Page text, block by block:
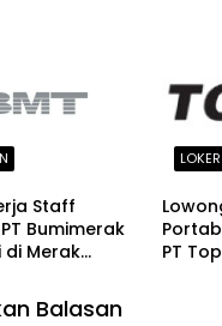
Staff
Bumimerak
Merak
PT
Balasan